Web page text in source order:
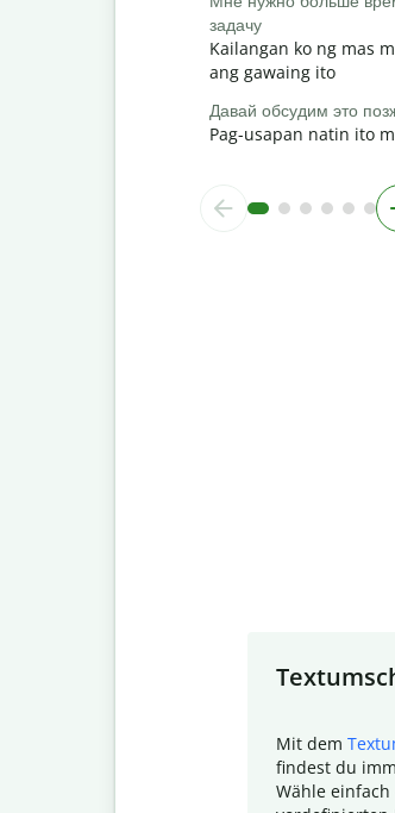
задачу
Kailangan ko ng mas
ang gawaing ito
Давай обсудим это
Pag-usapan natin ito
Mit dem
findest du
Wähle